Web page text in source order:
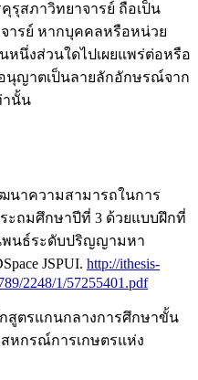
รุสภาวิทยาจารย์ ถือเป็น
ารย์ หากบุคคลหรือหน่วย
นึ่งส่วนใดไปเผยแพร่ต่อหรือ
นุญาตเป็นลายลักอักษรณ์จาก
านั้น
นาความสามารถในการ
ะถมศึกษาปีที่ 3 ด้วยแบบฝึกที่
นธ์ระดับปริญญามหา
JSPUI. http://ithesis-
2248/1/57255401.pdf
สูตรแกนกลางการศึกษาขั้น
หกรณ์การเกษตรแห่ง